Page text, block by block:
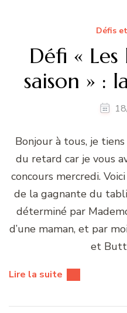
Défis
Défi «
saison » :
Bonjour à tous, je
du retard car je vous
concours mercredi.
de la gagnante du
déterminé par
d’une maman, et par
et
Lire la suite